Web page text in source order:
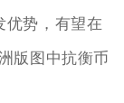
优势，有望在
版图中抗衡币